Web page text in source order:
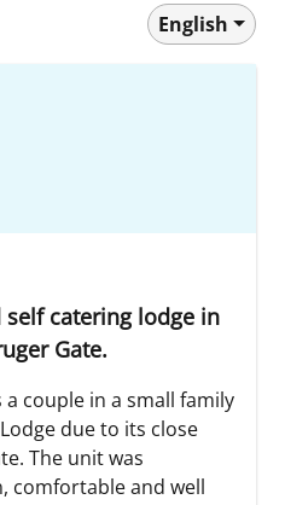
English
catering lodge in
Gate.
couple in a small family
due to its close
The unit was
comfortable and well